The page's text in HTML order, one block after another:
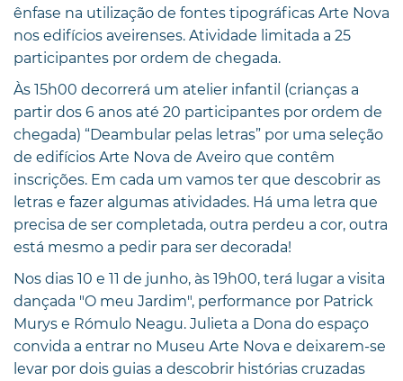
ênfase na utilização de fontes tipográficas Arte Nova
nos edifícios aveirenses. Atividade limitada a 25
participantes por ordem de chegada.
Às 15h00 decorrerá um atelier infantil (crianças a
partir dos 6 anos até 20 participantes por ordem de
chegada) “Deambular pelas letras” por uma seleção
de edifícios Arte Nova de Aveiro que contêm
inscrições. Em cada um vamos ter que descobrir as
letras e fazer algumas atividades. Há uma letra que
precisa de ser completada, outra perdeu a cor, outra
está mesmo a pedir para ser decorada!
Nos dias 10 e 11 de junho, às 19h00, terá lugar a visita
dançada "O meu Jardim", performance por Patrick
Murys e Rómulo Neagu. Julieta a Dona do espaço
convida a entrar no Museu Arte Nova e deixarem-se
levar por dois guias a descobrir histórias cruzadas